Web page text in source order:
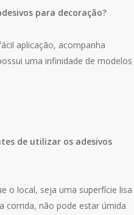
para decoração?
aplicação, acompanha
uma infinidade de modelos
de utilizar os adesivos
o local, seja uma superfície lisa
corrida, não pode estar úmida